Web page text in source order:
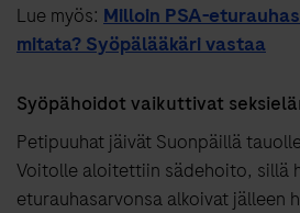
Lue myös: Milloin PSA-
mitata? Syöpälääkäri vastaa
Syöpähoidot vaikuttivat
Petipuuhat jäivät Suonpäillä
Voitolle aloitettiin sädehoito, sillä
eturauhasarvonsa alkoivat jälleen